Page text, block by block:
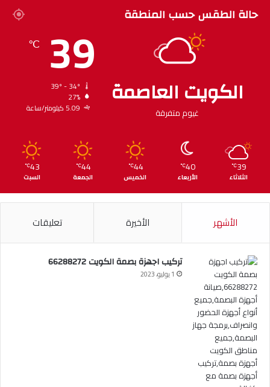
حالة الطقس حسب المنطقة
الكويت العاصمة
غيوم متفرقة
39
℃
27%
5.09 كيلومتر/ساعة
39
℃
الثلاثاء
40
℃
الأربعاء
44
℃
الخميس
44
℃
الجمعة
43
℃
السبت
الأشهر الأخيرة تعليقات
تركيب اجهزة بصمة الكويت 66288272
1 يوليو، 2023